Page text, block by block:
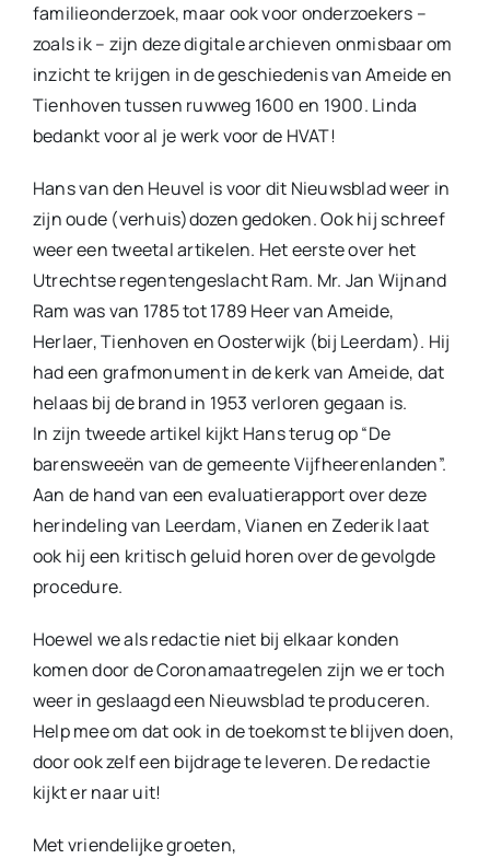
familieonderzoek, maar ook voor onderzoekers –
zoals ik – zijn deze digitale archieven onmisbaar om
inzicht te krijgen in de geschiedenis van Ameide en
Tienhoven tussen ruwweg 1600 en 1900. Linda
bedankt voor al je werk voor de HVAT!
Hans van den Heuvel is voor dit Nieuwsblad weer in
zijn oude (verhuis)dozen gedoken. Ook hij schreef
weer een tweetal artikelen. Het eerste over het
Utrechtse regentengeslacht Ram. Mr. Jan Wijnand
Ram was van 1785 tot 1789 Heer van Ameide,
Herlaer, Tienhoven en Oosterwijk (bij Leerdam). Hij
had een grafmonument in de kerk van Ameide, dat
helaas bij de brand in 1953 verloren gegaan is.
In zijn tweede artikel kijkt Hans terug op “De
barensweeën van de gemeente Vijfheerenlanden”.
Aan de hand van een evaluatierapport over deze
herindeling van Leerdam, Vianen en Zederik laat
ook hij een kritisch geluid horen over de gevolgde
procedure.
Hoewel we als redactie niet bij elkaar konden
komen door de Coronamaatregelen zijn we er toch
weer in geslaagd een Nieuwsblad te produceren.
Help mee om dat ook in de toekomst te blijven doen,
door ook zelf een bijdrage te leveren. De redactie
kijkt er naar uit!
Met vriendelijke groeten,